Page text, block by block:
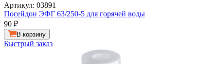
Артикул: 03891
Посейдон ЭФГ 63/250-5 для горячей воды
90 ₽
В корзину
Быстрый заказ